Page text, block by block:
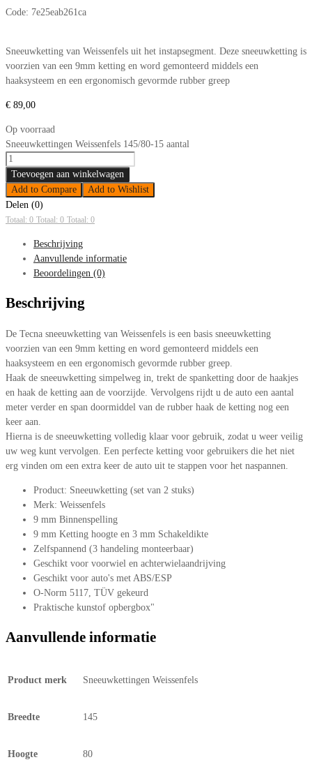
Code: 7e25eab261ca
Sneeuwketting van Weissenfels uit het instapsegment. Deze sneeuwketting is
voorzien van een 9mm ketting en word gemonteerd middels een
haaksysteem en een ergonomisch gevormde rubber greep
€ 89,00
Op voorraad
Sneeuwkettingen Weissenfels 145/80-15 aantal
Toevoegen aan winkelwagen
Add to Compare
Add to Wishlist
Delen (0)
Totaal: 0 Totaal: 0 Totaal: 0
Beschrijving
Aanvullende informatie
Beoordelingen (0)
Beschrijving
De Tecna sneeuwketting van Weissenfels is een basis sneeuwketting
voorzien van een 9mm ketting en word gemonteerd middels een
haaksysteem en een ergonomisch gevormde rubber greep.
Haak de sneeuwketting simpelweg in, trekt de spanketting door de haakjes
en haak de ketting aan de voorzijde. Vervolgens rijdt u de auto een aantal
meter verder en span doormiddel van de rubber haak de ketting nog een
keer aan.
Hierna is de sneeuwketting volledig klaar voor gebruik, zodat u weer veilig
uw weg kunt vervolgen. Een perfecte ketting voor gebruikers die het niet
erg vinden om een extra keer de auto uit te stappen voor het naspannen.
Product: Sneeuwketting (set van 2 stuks)
Merk: Weissenfels
9 mm Binnenspelling
9 mm Ketting hoogte en 3 mm Schakeldikte
Zelfspannend (3 handeling monteerbaar)
Geschikt voor voorwiel en achterwielaandrijving
Geschikt voor auto's met ABS/ESP
O-Norm 5117, TÜV gekeurd
Praktische kunstof opbergbox"
Aanvullende informatie
Product merk Sneeuwkettingen Weissenfels
Breedte 145
Hoogte 80